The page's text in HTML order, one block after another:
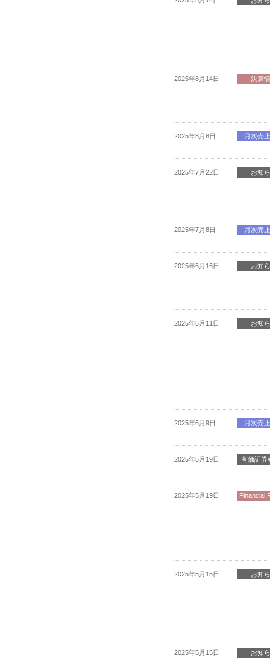
2025年8月14日 決算
2025年8月8日 月次売
2025年7月22日 お知
2025年7月8日 月次売
2025年6月16日 お知
2025年6月11日 お知
2025年6月9日 月次売
2025年5月19日 有価証券
2025年5月19日 Financial
2025年5月15日 お知
2025年5月15日 お知